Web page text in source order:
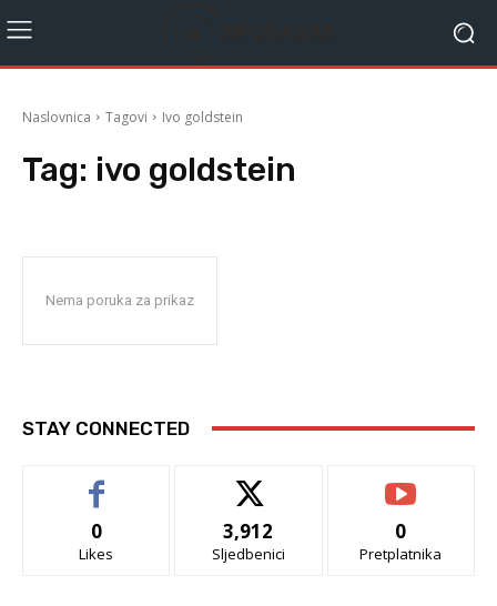
Naslovnica Tagovi Ivo goldstein
Tag: ivo goldstein
Nema poruka za prikaz
STAY CONNECTED
0
Likes
3,912
Sljedbenici
0
Pretplatnika